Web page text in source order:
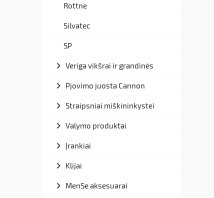
Rottne
Silvatec
SP
Veriga vikšrai ir grandinės
Pjovimo juosta Cannon
Straipsniai miškininkystei
Valymo produktai
Įrankiai
Klijai
MenSe aksesuarai